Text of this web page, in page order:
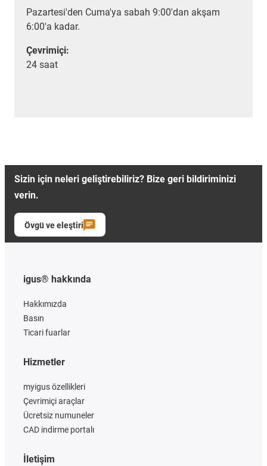
Pazartesi'den Cuma'ya sabah 9:00'dan akşam
6:00'a kadar.
Çevrimiçi:
24 saat
Sizin için neleri geliştirebiliriz? Bize geri bildiriminizi
verin.
Övgü ve eleştiri
igus® hakkında
Hakkımızda
Basın
Ticari fuarlar
Hizmetler
myigus özellikleri
Çevrimiçi araçlar
Ücretsiz numuneler
CAD indirme portalı
İletişim